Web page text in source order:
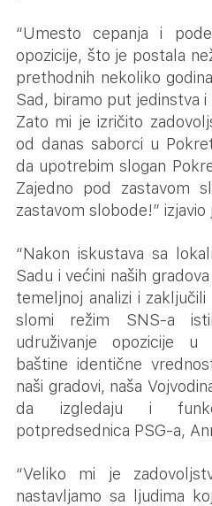
“Umesto cepanja i
opozicije, što je postala
prethodnih nekoliko
Sad, biramo put jedinstva i
Zato mi je izričito
od danas saborci u
da upotrebim slogan
Zajedno pod zastavom
zastavom slobode!”
“Nakon iskustava sa
Sadu i većini naših
temeljnoj analizi i
slomi režim SNS-a
udruživanje opozicije
baštine identične
naši gradovi, naša
da izgledaju i
potpredsednica PSG-a,
“Veliko mi je
nastavljamo sa ljudima